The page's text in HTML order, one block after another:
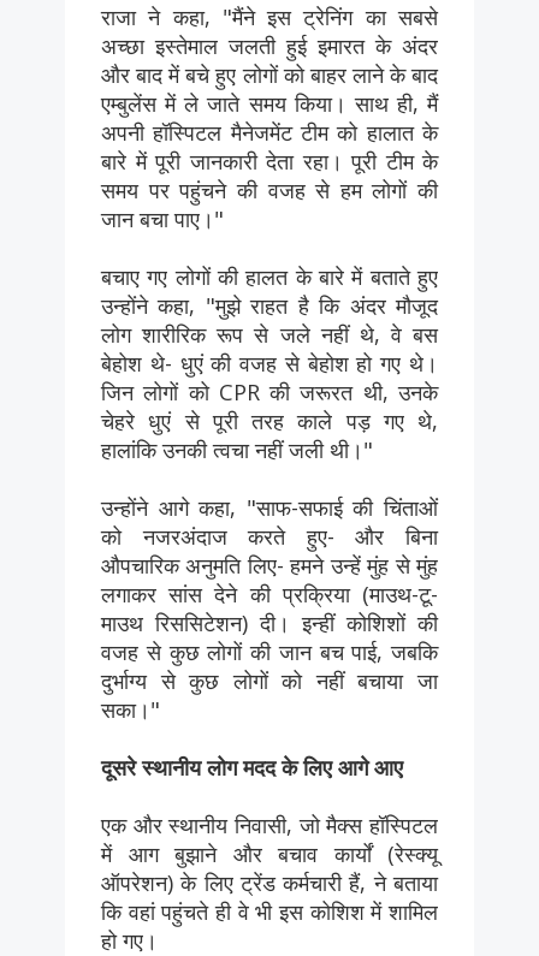
राजा ने कहा, "मैंने इस ट्रेनिंग का सबसे
अच्छा इस्तेमाल जलती हुई इमारत के अंदर
और बाद में बचे हुए लोगों को बाहर लाने के बाद
एम्बुलेंस में ले जाते समय किया। साथ ही, मैं
अपनी हॉस्पिटल मैनेजमेंट टीम को हालात के
बारे में पूरी जानकारी देता रहा। पूरी टीम के
समय पर पहुंचने की वजह से हम लोगों की
जान बचा पाए।"
बचाए गए लोगों की हालत के बारे में बताते हुए
उन्होंने कहा, "मुझे राहत है कि अंदर मौजूद
लोग शारीरिक रूप से जले नहीं थे, वे बस
बेहोश थे- धुएं की वजह से बेहोश हो गए थे।
जिन लोगों को CPR की जरूरत थी, उनके
चेहरे धुएं से पूरी तरह काले पड़ गए थे,
हालांकि उनकी त्वचा नहीं जली थी।"
उन्होंने आगे कहा, "साफ-सफाई की चिंताओं
को नजरअंदाज करते हुए- और बिना
औपचारिक अनुमति लिए- हमने उन्हें मुंह से मुंह
लगाकर सांस देने की प्रक्रिया (माउथ-टू-
माउथ रिससिटेशन) दी। इन्हीं कोशिशों की
वजह से कुछ लोगों की जान बच पाई, जबकि
दुर्भाग्य से कुछ लोगों को नहीं बचाया जा
सका।"
दूसरे स्थानीय लोग मदद के लिए आगे आए
एक और स्थानीय निवासी, जो मैक्स हॉस्पिटल
में आग बुझाने और बचाव कार्यों (रेस्क्यू
ऑपरेशन) के लिए ट्रेंड कर्मचारी हैं, ने बताया
कि वहां पहुंचते ही वे भी इस कोशिश में शामिल
हो गए।